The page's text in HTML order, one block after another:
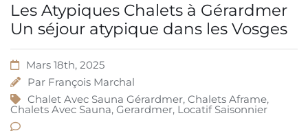
Les Atypiques Chalets à Gérardmer
Un séjour atypique dans les Vosges
Mars 18th, 2025
Par François Marchal
Chalet Avec Sauna Gérardmer, Chalets Aframe,
Chalets Avec Sauna, Gerardmer, Locatif Saisonnier